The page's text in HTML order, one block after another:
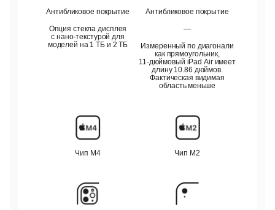
Антибликовое покрытие
Опция стекла дисплея
с нано-текстурой для
моделей на 1 ТБ и 2 ТБ
Антибликовое покрытие
—
Измеренный по диагонали
как прямоугольник,
11-дюймовый iPad Air имеет
длину 10.86 дюймов.
Фактическая видимая
область меньше
Чип M4 Чип M2